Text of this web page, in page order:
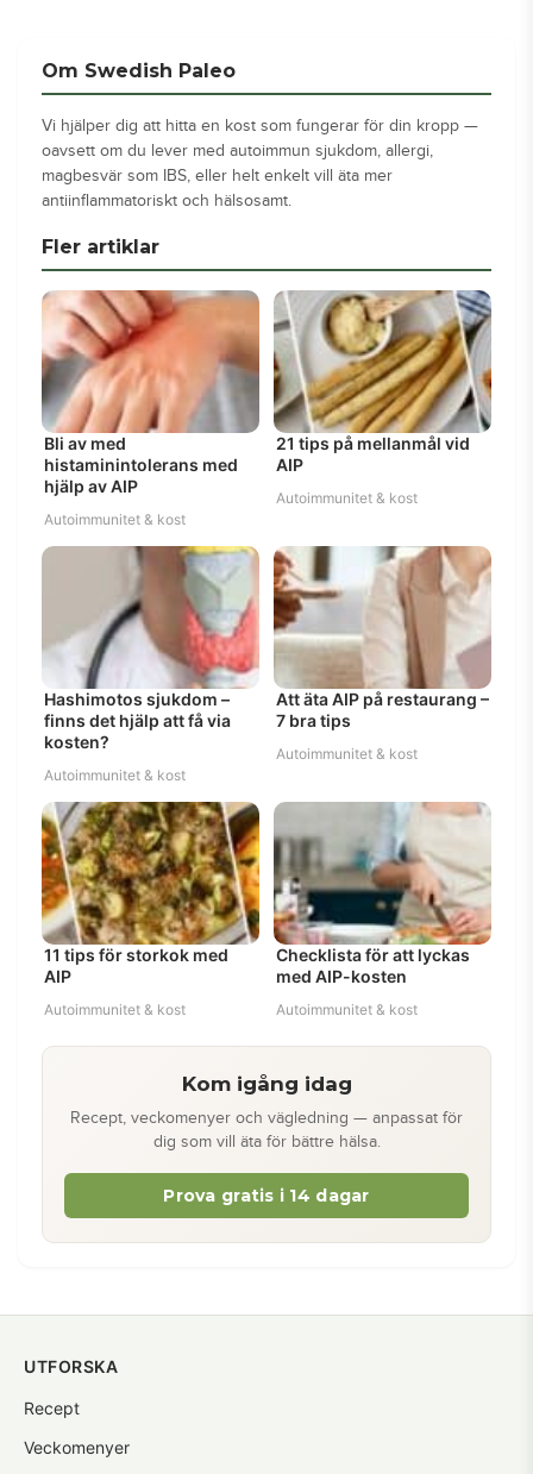
Om Swedish Paleo
Vi hjälper dig att hitta en kost som fungerar för din kropp —
oavsett om du lever med autoimmun sjukdom, allergi,
magbesvär som IBS, eller helt enkelt vill äta mer
antiinflammatoriskt och hälsosamt.
Fler artiklar
Bli av med
histaminintolerans med
hjälp av AIP
Autoimmunitet & kost
21 tips på mellanmål vid
AIP
Autoimmunitet & kost
Hashimotos sjukdom –
finns det hjälp att få via
kosten?
Autoimmunitet & kost
Att äta AIP på restaurang –
7 bra tips
Autoimmunitet & kost
11 tips för storkok med
AIP
Autoimmunitet & kost
Checklista för att lyckas
med AIP-kosten
Autoimmunitet & kost
Kom igång idag
Recept, veckomenyer och vägledning — anpassat för
dig som vill äta för bättre hälsa.
Prova gratis i 14 dagar
UTFORSKA
Recept
Veckomenyer